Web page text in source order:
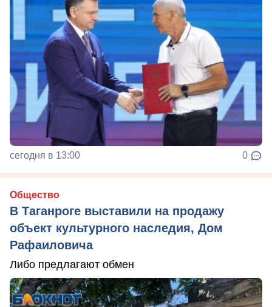
сегодня в 13:00 0
Общество
В Таганроге выставили на продажу
объект культурного наследия, Дом
Рафаиловича
Либо предлагают обмен